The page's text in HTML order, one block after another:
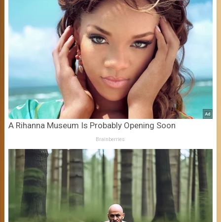
A Rihanna Museum Is Probably Opening Soon
Brainberries